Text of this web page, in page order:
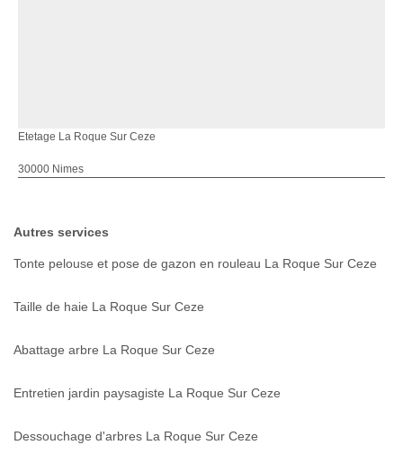
Etetage La Roque Sur Ceze
30000 Nimes
Autres services
Tonte pelouse et pose de gazon en rouleau La Roque Sur Ceze
Taille de haie La Roque Sur Ceze
Abattage arbre La Roque Sur Ceze
Entretien jardin paysagiste La Roque Sur Ceze
Dessouchage d'arbres La Roque Sur Ceze